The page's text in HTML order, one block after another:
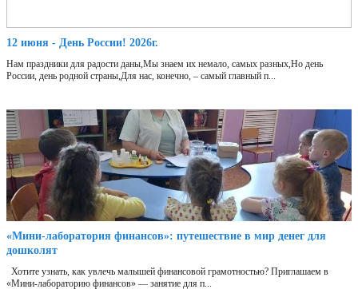
12 июня - День России! 2026г.
Нам праздники для радости даны,Мы знаем их немало, самых разных,Но день
России, день родной страны,Для нас, конечно, – самый главный п...
«Мини‑лаборатория финансов»: путешествие в мир денег для
дошколят
Хотите узнать, как увлечь малышей финансовой грамотностью? Приглашаем в
«Мини‑лабораторию финансов» — занятие для п...